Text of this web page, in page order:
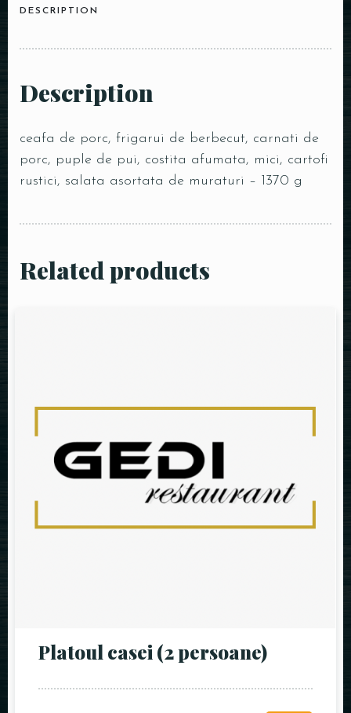
DESCRIPTION
Description
ceafa de porc, frigarui de berbecut, carnati de
porc, puple de pui, costita afumata, mici, cartofi
rustici, salata asortata de muraturi – 1370 g
Related products
Platoul casei (2 persoane)